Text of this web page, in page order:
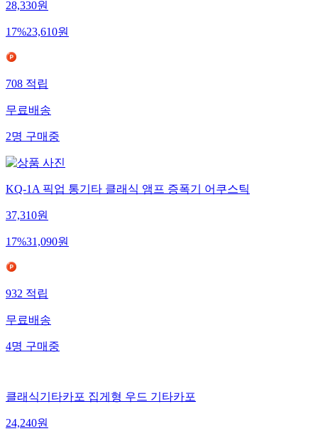
28,330원
17%23,610원
708적립
무료배송
2명구매중
KQ-1A 픽업 통기타 클래식 앰프 증폭기 어쿠스틱
37,310원
17%31,090원
932적립
무료배송
4명구매중
클래식기타카포 집게형 우드 기타카포
24,240원